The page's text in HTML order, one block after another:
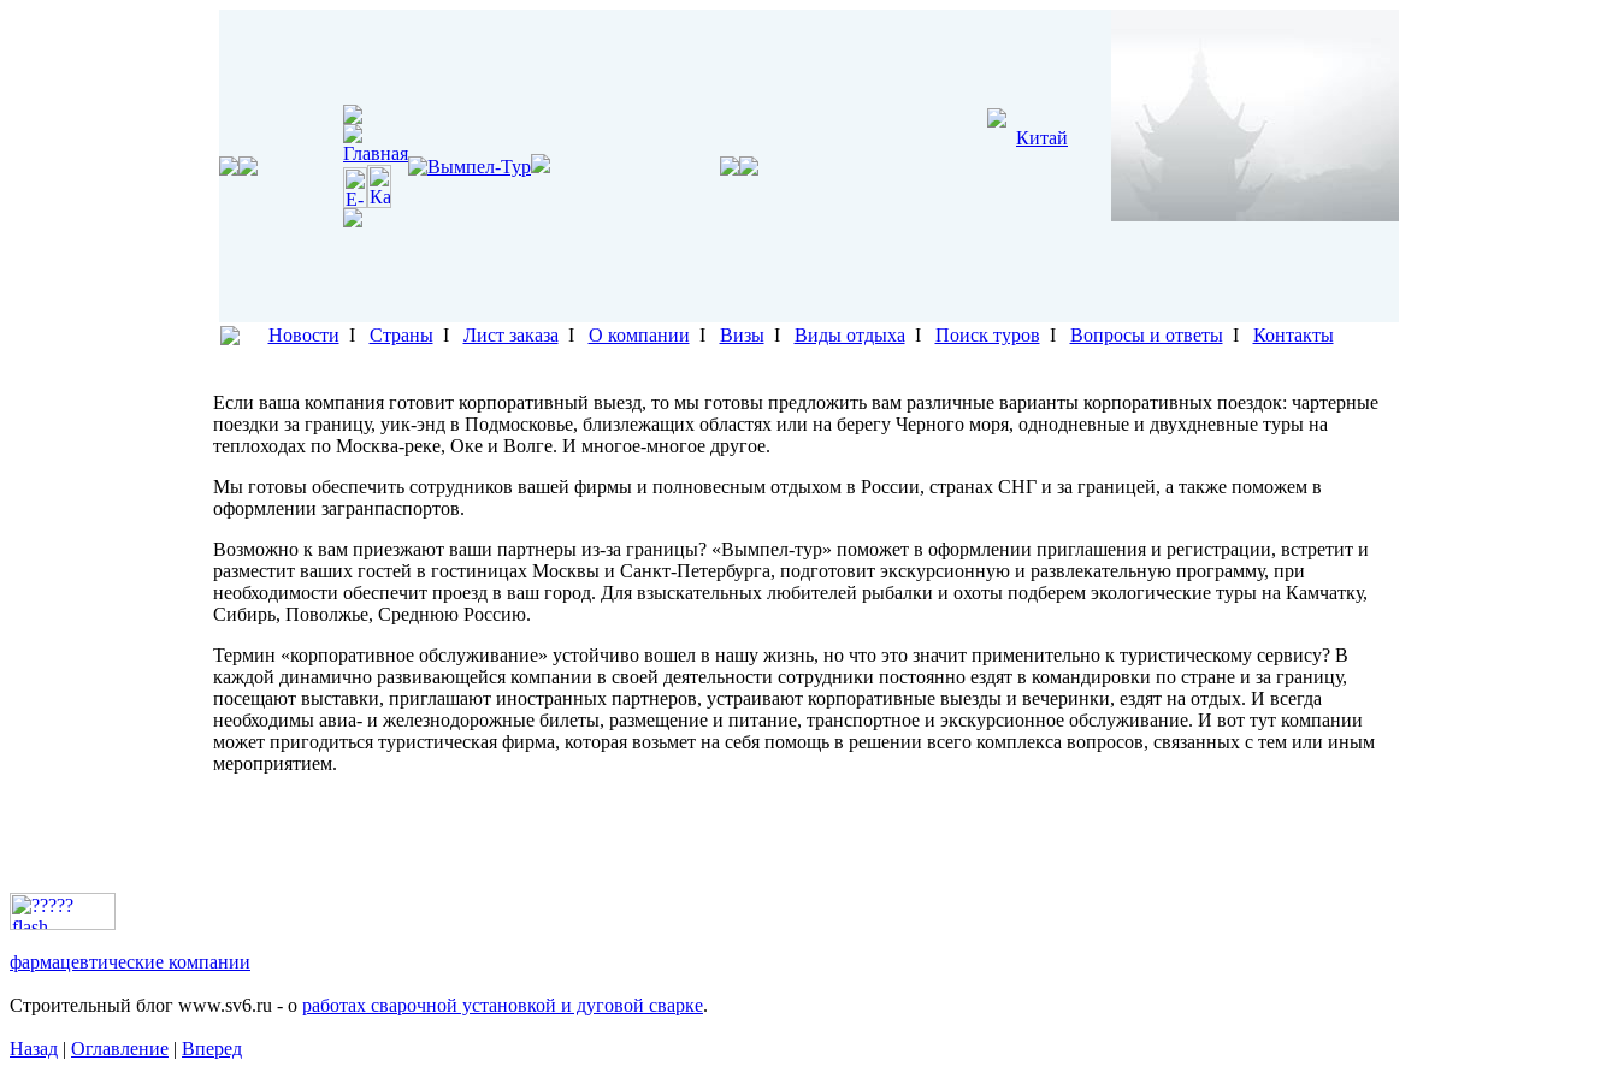
Китай
Новости I СтраныI Лист заказа I О компании I ВизыI Виды отдыха I Поиск туров I Вопросы и ответыI Контакты
Если ваша компания готовит корпоративный выезд, то мы готовы предложить вам различные варианты корпоративных поездок: чартерные
поездки за границу, уик-энд в Подмосковье, близлежащих областях или на берегу Черного моря, однодневные и двухдневные туры на
теплоходах по Москва-реке, Оке и Волге. И многое-многое другое.
Мы готовы обеспечить сотрудников вашей фирмы и полновесным отдыхом в России, странах СНГ и за границей, а также поможем в
оформлении загранпаспортов.
Возможно к вам приезжают ваши партнеры из-за границы? «Вымпел-тур» поможет в оформлении приглашения и регистрации, встретит и
разместит ваших гостей в гостиницах Москвы и Санкт-Петербурга, подготовит экскурсионную и развлекательную программу, при
необходимости обеспечит проезд в ваш город. Для взыскательных любителей рыбалки и охоты подберем экологические туры на Камчатку,
Сибирь, Поволжье, Среднюю Россию.
Термин «корпоративное обслуживание» устойчиво вошел в нашу жизнь, но что это значит применительно к туристическому сервису? В
каждой динамично развивающейся компании в своей деятельности сотрудники постоянно ездят в командировки по стране и за границу,
посещают выставки, приглашают иностранных партнеров, устраивают корпоративные выезды и вечеринки, ездят на отдых. И всегда
необходимы авиа- и железнодорожные билеты, размещение и питание, транспортное и экскурсионное обслуживание. И вот тут компании
может пригодиться туристическая фирма, которая возьмет на себя помощь в решении всего комплекса вопросов, связанных с тем или иным
мероприятием.
фармацевтические компании
Строительный блог www.sv6.ru - о работах сварочной установкой и дуговой сварке.
Назад | Оглавление | Вперед